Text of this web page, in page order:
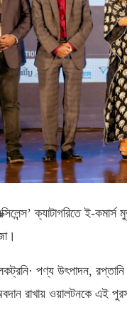
ক্যাটাগরিতে ই-
পণ্য উৎপাদন,
রাখায় ওয়ালটনকে এই